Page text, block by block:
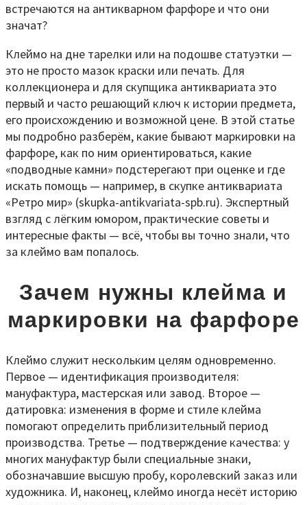
Клеймо на дне тарелки или на подошве статуэтки —
это не просто мазок краски или печать. Для
коллекционера и для скупщика антиквариата это
первый и часто решающий ключ к истории предмета,
его происхождению и возможной цене. В этой статье
мы подробно разберём, какие бывают маркировки на
фарфоре, как по ним ориентироваться, какие
«подводные камни» подстерегают при оценке и где
искать помощь — например, в скупке антиквариата
«Ретро мир» (skupka-antikvariata-spb.ru). Экспертный
взгляд с лёгким юмором, практические советы и
интересные факты — всё, чтобы вы точно знали, что
за клеймо вам попалось.
Зачем нужны клейма и
маркировки на фарфоре
Клеймо служит нескольким целям одновременно.
Первое — идентификация производителя:
мануфактура, мастерская или завод. Второе —
датировка: изменения в форме и стиле клейма
помогают определить приблизительный период
производства. Третье — подтверждение качества: у
многих мануфактур были специальные знаки,
обозначавшие высшую пробу, королевский заказ или
художника. И, наконец, клеймо иногда несёт историю